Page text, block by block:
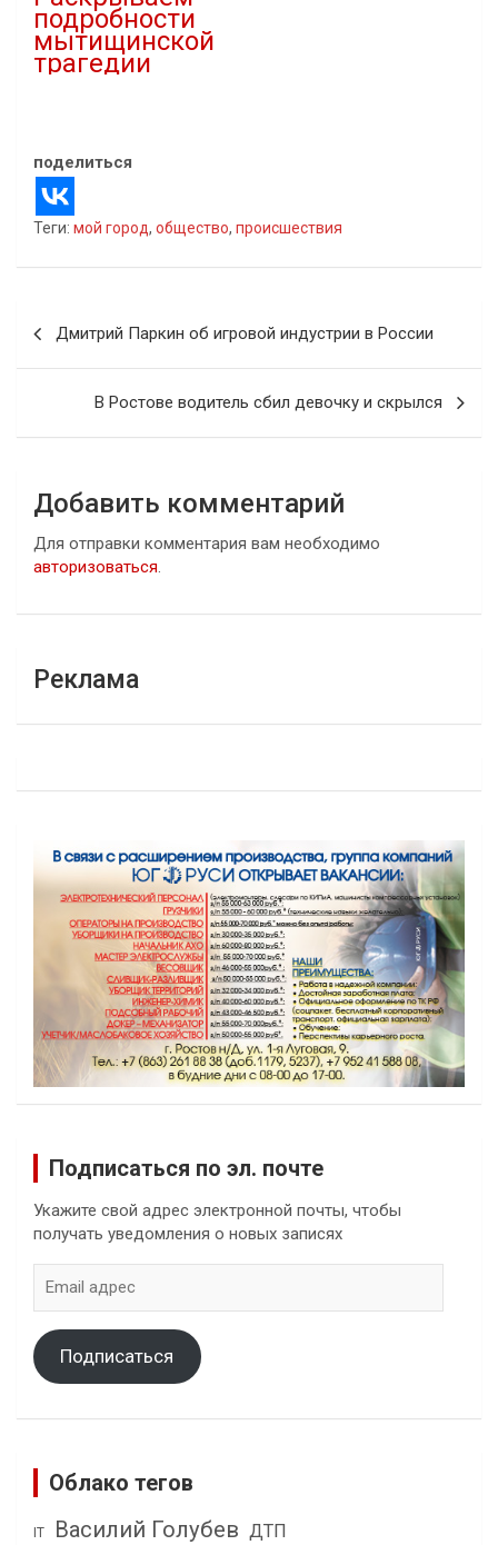
подробности
мытищинской
трагедии
поделиться
Теги: мой город, общество, происшествия
записям
Дмитрий Паркин об игровой индустрии в России
В Ростове водитель сбил девочку и скрылся
Добавить комментарий
Для отправки комментария вам необходимо
авторизоваться.
Реклама
Подписаться по эл. почте
Укажите свой адрес электронной почты, чтобы
получать уведомления о новых записях
адрес
Подписаться
Облако тегов
IT Василий Голубев ДТП